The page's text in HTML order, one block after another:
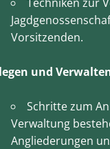
Vorsitzenden.
und
Schritte zum
Verwaltung
Angliederungen